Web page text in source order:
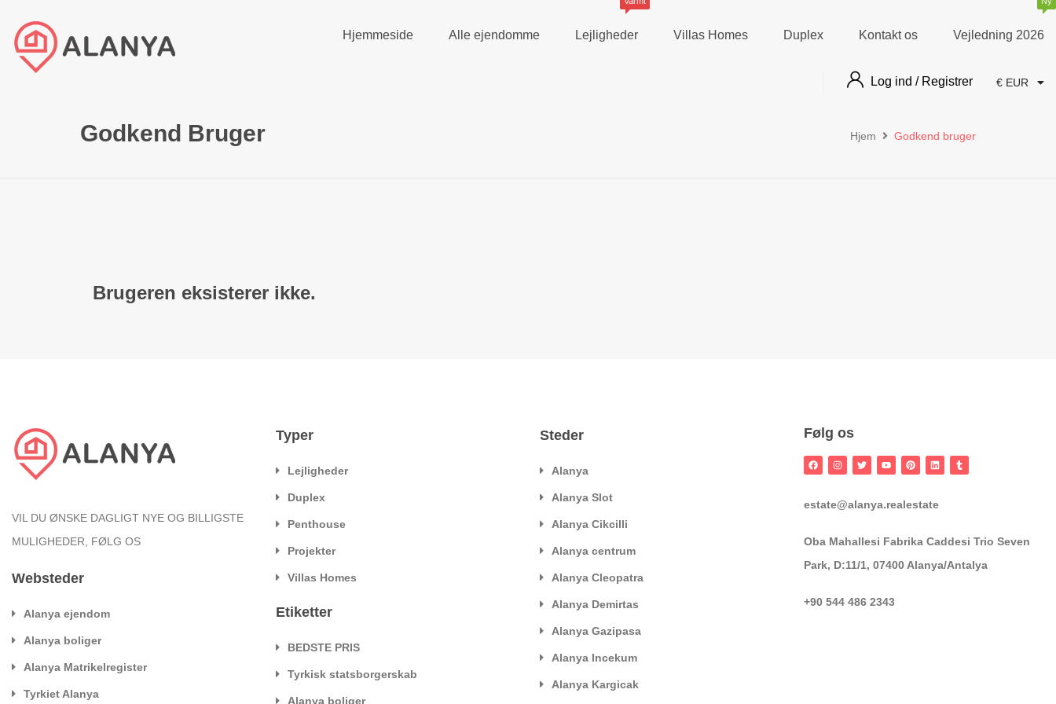
Hjemmeside Alle ejendomme Lejligheder Villas Homes Duplex Kontakt os Vejledning 2026
Log ind / Registrer € EUR
Godkend Bruger Hjem Godkend bruger
Brugeren eksisterer ikke.
VIL DU ØNSKE DAGLIGT NYE OG BILLIGSTE
MULIGHEDER, FØLG OS
Websteder
Alanya ejendom
Alanya boliger
Alanya Matrikelregister
Tyrkiet Alanya
Typer
Lejligheder
Duplex
Penthouse
Projekter
Villas Homes
Etiketter
BEDSTE PRIS
Tyrkisk statsborgerskab
Alanya boliger
Steder
Alanya
Alanya Slot
Alanya Cikcilli
Alanya centrum
Alanya Cleopatra
Alanya Demirtas
Alanya Gazipasa
Alanya Incekum
Alanya Kargicak
Følg os
estate@alanya.realestate
Oba Mahallesi Fabrika Caddesi Trio Seven
Park, D:11/1, 07400 Alanya/Antalya
+90 544 486 2343